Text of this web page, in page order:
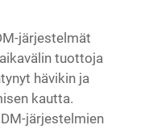
järjestelmät
tuottoja
hävikin ja
kautta.
järjestelmien